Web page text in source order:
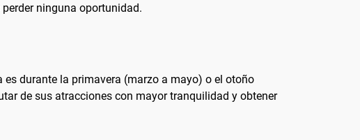
ninguna oportunidad.
durante la primavera (marzo a mayo) o el otoño
de sus atracciones con mayor tranquilidad y obtener